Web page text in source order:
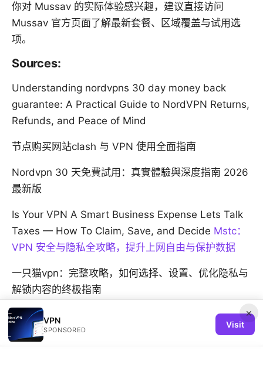
你对 Mussav 的实际体验感兴趣，建议直接访问
Mussav 官方页面了解最新套餐、区域覆盖与试用选
项。
Sources:
Understanding nordvpns 30 day money back
guarantee: A Practical Guide to NordVPN Returns,
Refunds, and Peace of Mind
节点购买网站clash 与 VPN 使用全面指南
Nordvpn 30 天免費試用：真實體驗與深度指南 2026
最新版
Is Your VPN A Smart Business Expense Lets Talk
Taxes — How To Claim, Save, and Decide Mstc：
VPN 安全与隐私全攻略，提升上网自由与保护数据
一只猫vpn：完整攻略，如何选择、设置、优化隐私与
解锁内容的终极指南
×
VPN
SPONSORED
Visit